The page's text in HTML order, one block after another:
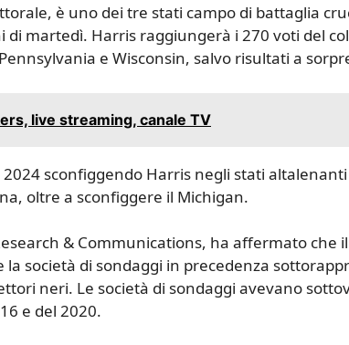
è uno dei tre stati campo di battaglia
di martedì. Harris raggiungerà i 270 voti del
e Wisconsin, salvo risultati a
live streaming, canale TV
sconfiggendo Harris negli stati altalenanti
oltre a sconfiggere il Michigan.
& Communications, ha affermato che
società di sondaggi in precedenza
neri. Le società di sondaggi avevano
e del 2020.